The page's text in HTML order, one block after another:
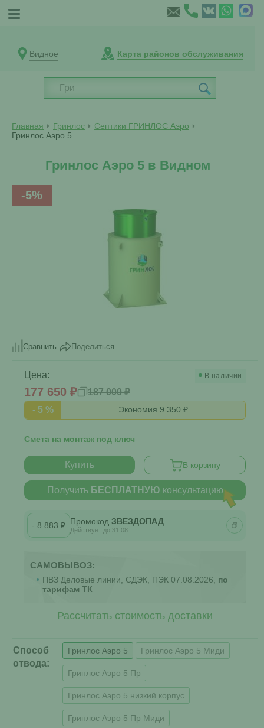
Видное Карта районов обслуживания
Главная Гринлос
Септики ГРИНЛОС Аэро
Гринлос Аэро 5
Гринлос Аэро 5 в Видном
-5%
Сравнить Поделиться
Цена: В наличии
177 650 ₽
187 000 ₽
- 5 %
Экономия 9 350 ₽
Смета на монтаж под ключ
Купить В корзину
Получить БЕСПЛАТНУЮ консультацию
- 8 883 ₽ Промокод ЗВЕЗДОПАД
Действует до 31.08
САМОВЫВОЗ:
ПВЗ Деловые линии, СДЭК, ПЭК 07.08.2026, по
тарифам ТК
Рассчитать стоимость доставки
Способ
отвода:
Гринлос Аэро 5 Гринлос Аэро 5 Миди
Гринлос Аэро 5 Пр
Гринлос Аэро 5 низкий корпус
Гринлос Аэро 5 Пр Миди